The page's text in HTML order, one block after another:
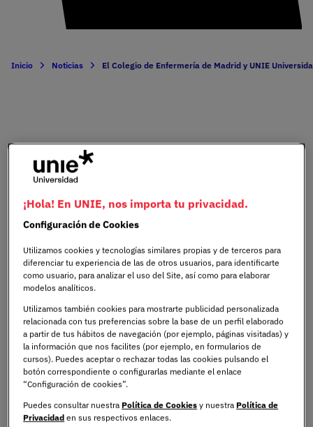
Inicio Noticias El Colegio de Enfermería de Madrid y UNIE
08/10/2025
Universidad
CODEM
El Colegio Oficial de Enfermería de Madrid
(CODEM) y UNIE Universidad firman un convenio
de colaboración con el objetivo de fortalecer la
enseñanza superior y fomentar la investigación
universitaria en el ámbito de la salud.
Este acuerdo busca ofrecer nuevas oportunidades
¡Hola! En UNIE, nos importa tu privacidad.
Configuración de Cookies
Utilizamos cookies y tecnologías similares propias y de terceros para
diferenciar tu experiencia de las de otros usuarios, para identificarte
como usuario, para analizar el uso del Site, así como para elaborar
modelos analíticos.
Utilizamos también cookies para mostrarte publicidad personalizada
relacionada con tus preferencias sobre la base de un perfil elaborado
a partir de tus hábitos de navegación (por ejemplo, páginas visitadas) y
la información que nos facilites (por ejemplo, en formularios de
cursos). Puedes aceptar o rechazar todas las cookies pulsando el
botón correspondiente o configurarlas mediante el enlace
“Configuración de cookies”.
Puedes consultar nuestra Política de Cookies y nuestra Política de
Privacidad en sus respectivos enlaces.